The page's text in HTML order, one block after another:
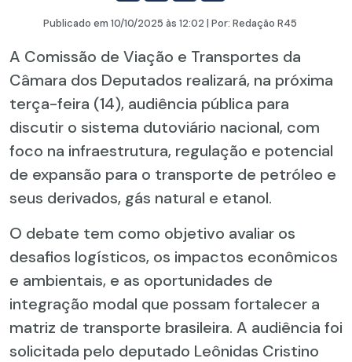
Publicado em 10/10/2025 às 12:02 | Por: Redação R45
A Comissão de Viação e Transportes da
Câmara dos Deputados realizará, na próxima
terça-feira (14), audiência pública para
discutir o sistema dutoviário nacional, com
foco na infraestrutura, regulação e potencial
de expansão para o transporte de petróleo e
seus derivados, gás natural e etanol.
O debate tem como objetivo avaliar os
desafios logísticos, os impactos econômicos
e ambientais, e as oportunidades de
integração modal que possam fortalecer a
matriz de transporte brasileira. A audiência foi
solicitada pelo deputado Leônidas Cristino